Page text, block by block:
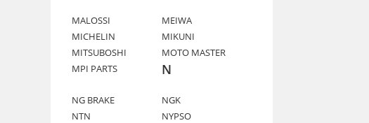
MALOSSI
MEIWA
MICHELIN
MIKUNI
MITSUBOSHI
MOTO MASTER
MPI PARTS
N
NG BRAKE
NGK
NTN
NYPSO